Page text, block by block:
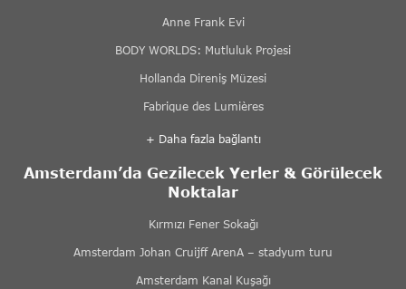
Anne Frank Evi
BODY WORLDS: Mutluluk Projesi
Hollanda Direniş Müzesi
Fabrique des Lumières
+ Daha fazla bağlantı
Amsterdam’da Gezilecek Yerler & Görülecek
Noktalar
Kırmızı Fener Sokağı
Amsterdam Johan Cruijff ArenA – stadyum turu
Amsterdam Kanal Kuşağı